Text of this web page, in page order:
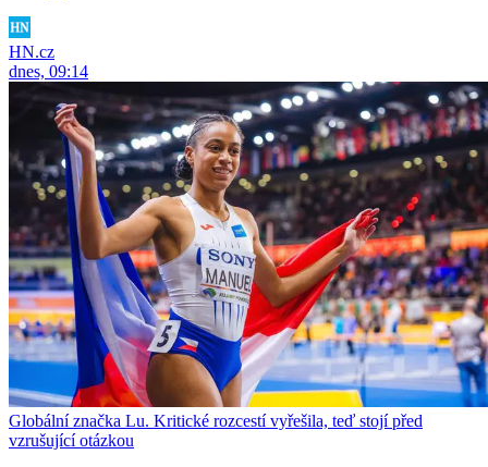
HN.cz
dnes, 09:14
Globální značka Lu. Kritické rozcestí vyřešila, teď stojí před
vzrušující otázkou